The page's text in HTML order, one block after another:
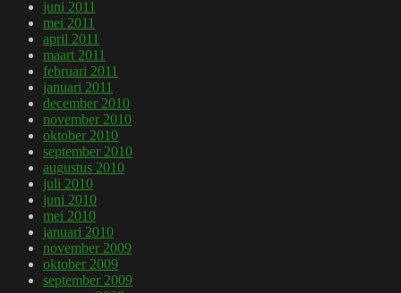
juni 2011
mei 2011
april 2011
maart 2011
februari 2011
januari 2011
december 2010
november 2010
oktober 2010
september 2010
augustus 2010
juli 2010
juni 2010
mei 2010
januari 2010
november 2009
oktober 2009
september 2009